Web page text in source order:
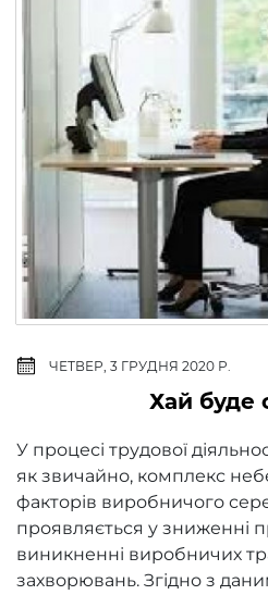
ЧЕТВЕР, 3 ГРУДНЯ 2020 Р.
​Хай буде
У процесі трудової
як звичайно, комплекс
факторів виробничого
проявляється у зниженні
виникненні виробничих
захворювань. Згідно з